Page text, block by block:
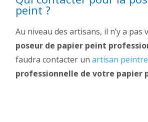
peint ?
Au niveau des artisans, il n’y a pas
poseur de papier peint
faudra contacter un artisan peintre
professionnelle de votre papier